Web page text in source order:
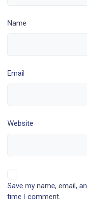
Name
Email
Website
Save my name, email,
time I comment.